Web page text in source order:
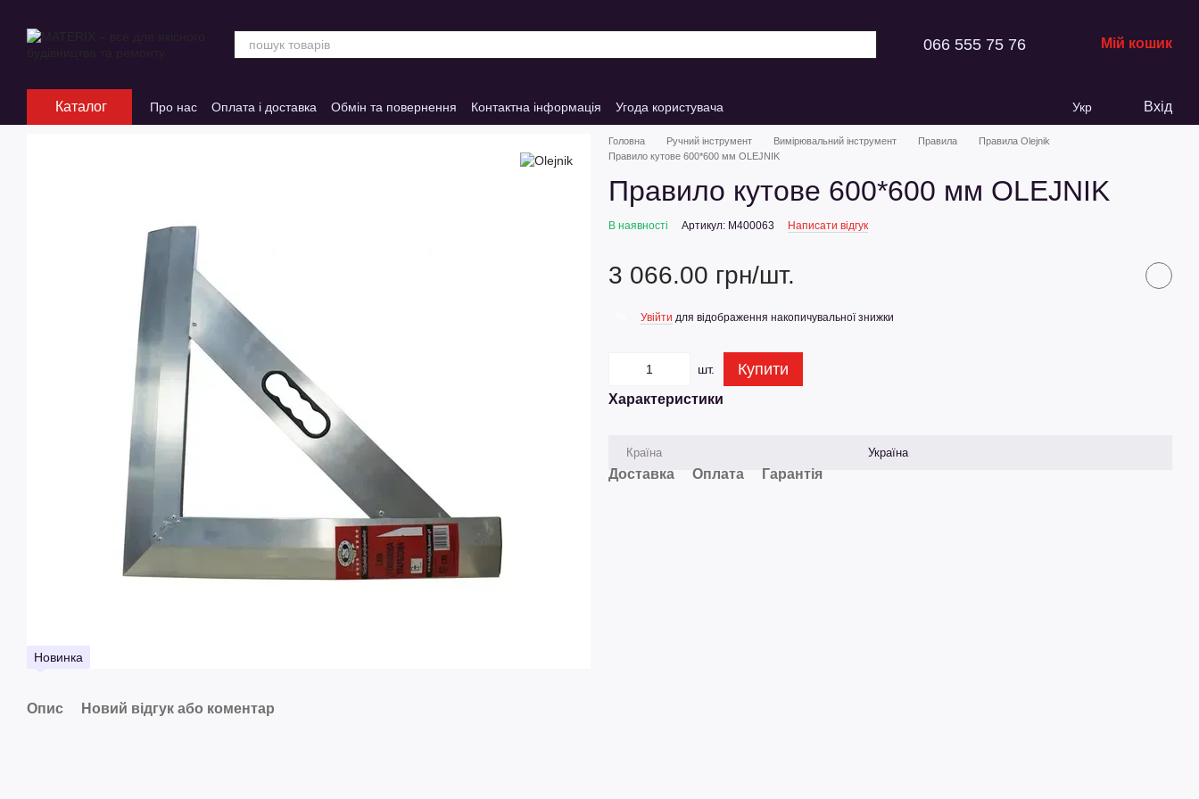
066 555 75 76 Мій кошик
Каталог Про нас Оплата і доставка Обмін та повернення Контактна інформація Угода користувача Укр Вхід
Новинка
Опис Новий відгук або коментар
Головна Ручний інструмент Вимірювальний інструмент Правила
Правила Olejnik
Правило кутове 600*600 мм OLEJNIK
Правило кутове 600*600 мм OLEJNIK
В наявності Артикул: M400063 Написати відгук
3 066.00 грн/шт.
Увійти для відображення накопичувальної знижки
шт. Купити
Характеристики
Країна Україна
Доставка Оплата Гарантія